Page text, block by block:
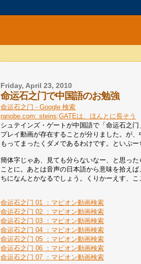
Friday, April 23, 2010
命运石之门で中国語のお勉強
命运石之门 - Google 検索
ranobe.com: steins;GATEは、ほんとに長そう
シュテインズ・ゲートが中国語で「命运石之
プレイ動画が存在することが分りました。が
もってまったくダメであるわけです。といぷ
簡体字じゃあ、見ても分らないなー、と思っ
ことに。あとは音声の日本語から意味を拾え
ちになんとかなるでしょう。くりかーえす、
命运石之门 01 ：マピオン動画検索
命运石之门 02 ：マピオン動画検索
命运石之门 03 ：マピオン動画検索
命运石之门 04 ：マピオン動画検索
命运石之门 05 ：マピオン動画検索
命运石之门 06 ：マピオン動画検索
命运石之门 07 ：マピオン動画検索